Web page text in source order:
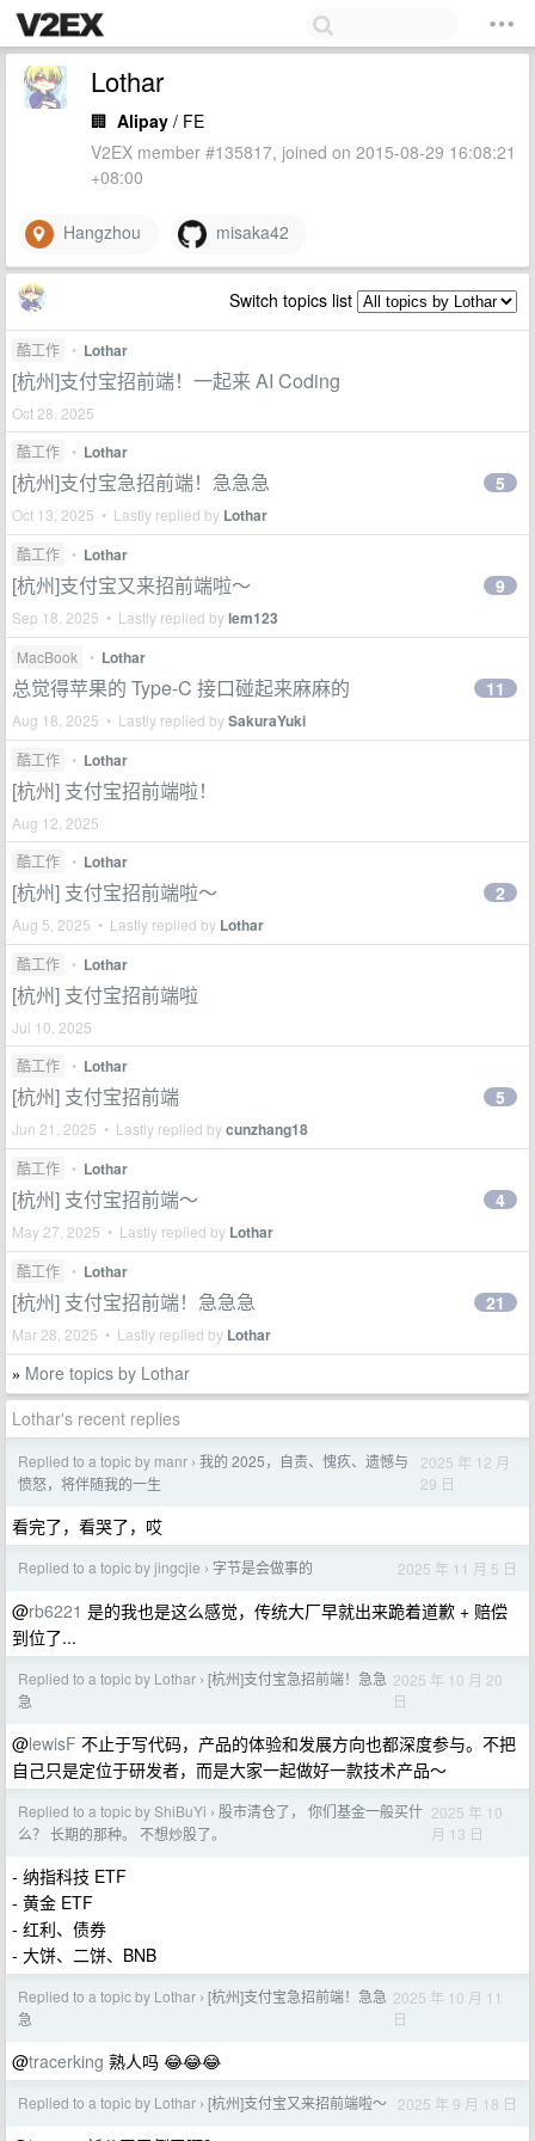
Lothar
🏢 Alipay / FE
V2EX member #135817, joined on 2015-08-29 16:08:21
+08:00
Hangzhou misaka42
Switch topics list
酷工作 • Lothar
[杭州]支付宝招前端！一起来 AI Coding
Oct 28, 2025
酷工作
• Lothar
[杭州]支付宝急招前端！急急急
Oct 13, 2025 • Lastly replied by Lothar
5
酷工作 • Lothar
[杭州]支付宝又来招前端啦～
Sep 18, 2025 • Lastly replied bylem123
9
MacBook • Lothar
总觉得苹果的 Type-C 接口碰起来麻麻的
Aug 18, 2025 • Lastly replied bySakuraYuki
11
酷工作 • Lothar
[杭州] 支付宝招前端啦！
Aug 12, 2025
酷工作
• Lothar
[杭州] 支付宝招前端啦～
Aug 5, 2025 • Lastly replied by Lothar
2
酷工作 • Lothar
[杭州] 支付宝招前端啦
Jul 10, 2025
酷工作
• Lothar
[杭州] 支付宝招前端
Jun 21, 2025 • Lastly replied bycunzhang18
5
酷工作 • Lothar
[杭州] 支付宝招前端～
May 27, 2025 • Lastly replied by Lothar
4
酷工作 • Lothar
[杭州] 支付宝招前端！急急急
Mar 28, 2025 • Lastly replied by Lothar
21
» More topics by Lothar
Lothar's recent replies
Replied to a topic by manr › 我的 2025，自责、愧疚、遗憾与
愤怒，将伴随我的一生
2025 年 12 月
29 日
看完了，看哭了，哎
Replied to a topic by jingcjie › 字节是会做事的 2025 年 11 月 5 日
@rb6221 是的我也是这么感觉，传统大厂早就出来跪着道歉 + 赔偿
到位了...
Replied to a topic by Lothar › [杭州]支付宝急招前端！急急
急
2025 年 10 月 20
日
@lewisF 不止于写代码，产品的体验和发展方向也都深度参与。不把
自己只是定位于研发者，而是大家一起做好一款技术产品～
Replied to a topic by ShiBuYi › 股市清仓了， 你们基金一般买什
么？ 长期的那种。 不想炒股了。
2025 年 10
月 13 日
- 纳指科技 ETF
- 黄金 ETF
- 红利、债券
- 大饼、二饼、BNB
Replied to a topic by Lothar › [杭州]支付宝急招前端！急急
急
2025 年 10 月 11
日
@tracerking 熟人吗 😂😂😂
Replied to a topic by Lothar › [杭州]支付宝又来招前端啦～ 2025 年 9 月 18 日